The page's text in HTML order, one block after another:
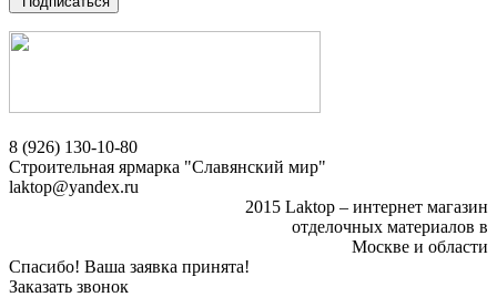
8 (926) 130-10-80
Строительная ярмарка "Славянский мир"
laktop@yandex.ru
2015 Laktop – интернет магазин
отделочных материалов в
Москве и области
Спасибо! Ваша заявка принята!
Заказать звонок